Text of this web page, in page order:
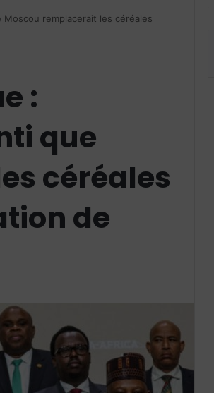
remplacerait les céréales
:
que
céréales
de